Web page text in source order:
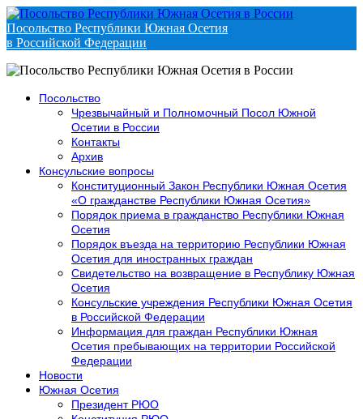
Посольство Республики Южная Осетия
в Российской Федерации
Посольство
Чрезвычайный и Полномочный Посол Южной
Осетии в России
Контакты
Архив
Консульские вопросы
Конституционный Закон Республики Южная Осетия
«О гражданстве Республики Южная Осетия»
Порядок приема в гражданство Республики Южная
Осетия
Порядок въезда на территорию Республики Южная
Осетия для иностранных граждан
Свидетельство на возвращение в Республику Южная
Осетия
Консульские учреждения Республики Южная Осетия
в Российской Федерации
Информация для граждан Республики Южная
Осетия пребывающих на территории Российской
Федерации
Новости
Южная Осетия
Президент РЮО